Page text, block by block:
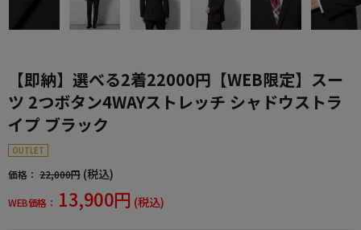
【即納】選べる2着22000円【WEB限定】スー
ツ 2つボタン4WAYストレッチ シャドウストラ
イプ ブラック
OUTLET
価格： 22,000円 (税込)
WEB価格： 13,900円 (税込)